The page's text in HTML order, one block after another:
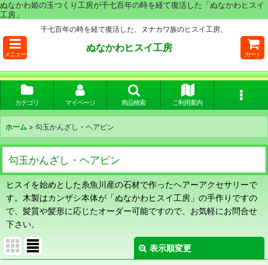
ぬなかわ姫の玉つくり工房が千七百年の時を経て復活した「ぬなかわヒスイ
工房」
千七百年の時を経て復活した、ヌナカワ族のヒスイ工房、
メニュー
ぬなかわヒスイ工房
カート
カテゴリ マイページ 商品検索 ご利用案内
ホーム > 勾玉かんざし・ヘアピン
勾玉かんざし・ヘアピン
ヒスイを始めとした糸魚川産の石材で作ったヘアーアクセサリーで
す。木製はカンザシ本体が「ぬなかわヒスイ工房」の手作りですの
で、髪質や髪形に応じたオーダー可能ですので、お気軽にお問合せ
下さい。
表示順変更